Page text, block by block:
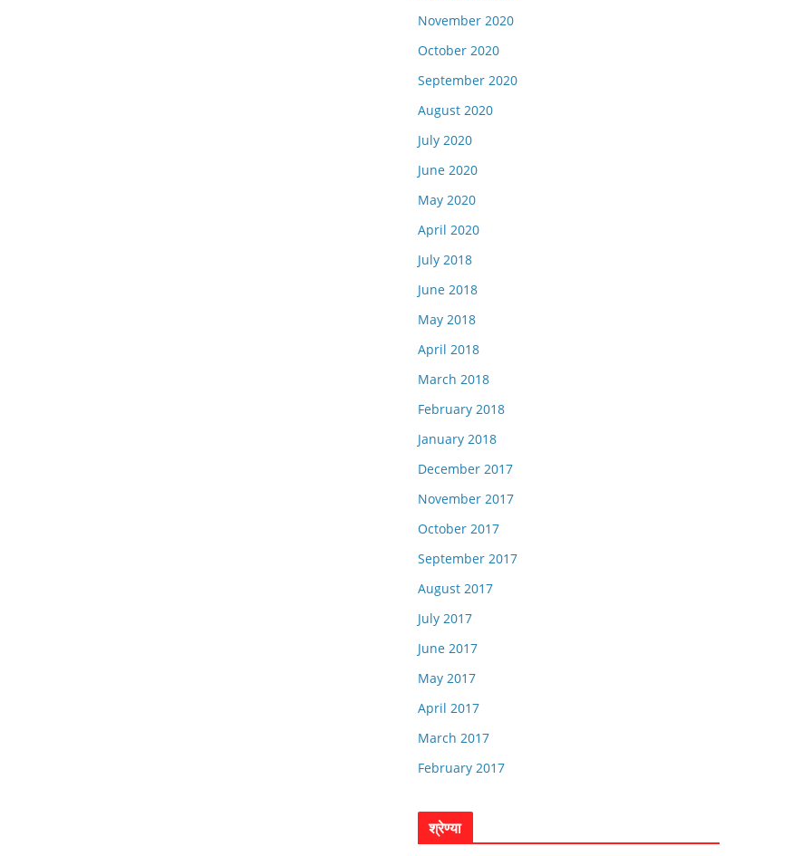
November 2020
October 2020
September 2020
August 2020
July 2020
June 2020
May 2020
April 2020
July 2018
June 2018
May 2018
April 2018
March 2018
February 2018
January 2018
December 2017
November 2017
October 2017
September 2017
August 2017
July 2017
June 2017
May 2017
April 2017
March 2017
February 2017
श्रेण्या